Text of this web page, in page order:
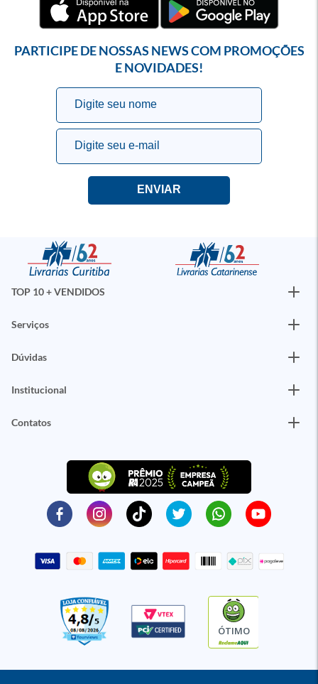
PARTICIPE DE NOSSAS NEWS COM PROMOÇÕES
E NOVIDADES!
TOP 10 + VENDIDOS
Serviços
Dúvidas
Institucional
Contatos
ÓTIMO